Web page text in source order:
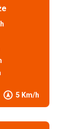
5 Km/h